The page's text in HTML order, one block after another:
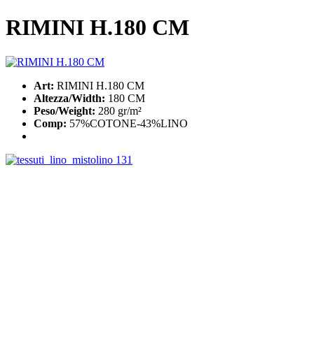
RIMINI H.180 CM
Art: RIMINI H.180 CM
Altezza/Width: 180 CM
Peso/Weight: 280 gr/m²
Comp: 57%COTONE-43%LINO